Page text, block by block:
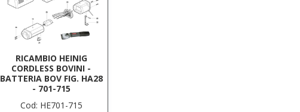
RICAMBIO HEINIG
CORDLESS BOVINI -
BATTERIA BOV FIG. HA28
- 701-715
Cod: HE701-715